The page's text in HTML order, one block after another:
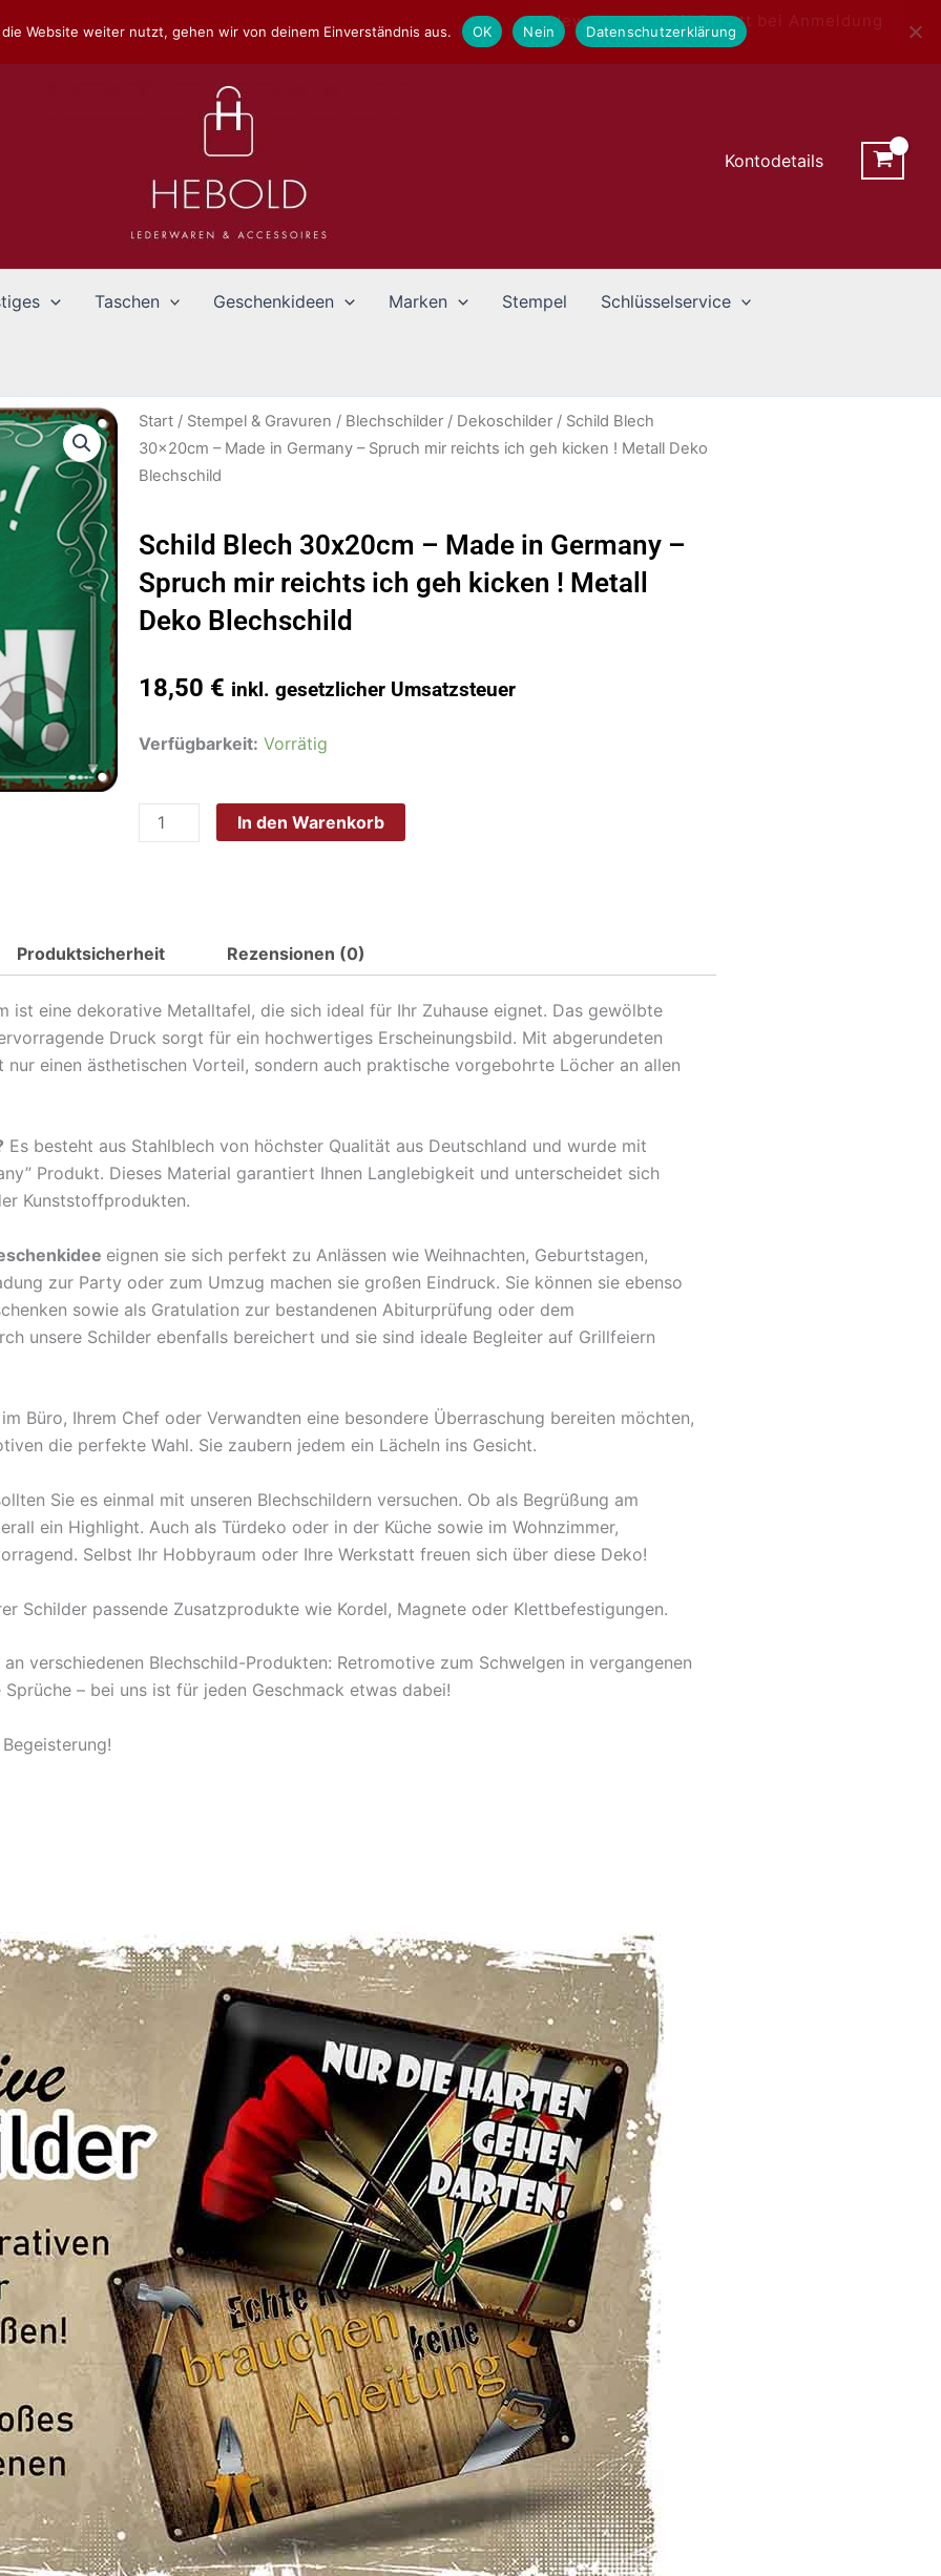
Newsletter - 10% Rabatt bei Anmeldung
Kontodetails
Taschen Geschenkideen Marken Stempel Schlüsselservice
Start / Stempel & Gravuren / Blechschilder / Dekoschilder / Schild Blech
30x20cm – Made in Germany – Spruch mir reichts ich geh kicken ! Metall Deko
Blechschild
Schild Blech 30x20cm – Made in Germany –
Spruch mir reichts ich geh kicken ! Metall
Deko Blechschild
18,50 € inkl. gesetzlicher Umsatzsteuer
Verfügbarkeit: Vorrätig
Schild
Spruch
reichts
ich
geh
Metall
Deko
Blechschild
In den Warenkorb
Produktsicherheit Rezensionen (0)
eine dekorative Metalltafel, die sich ideal für Ihr Zuhause eignet. Das gewölbte
Druck sorgt für ein hochwertiges Erscheinungsbild. Mit abgerundeten
einen ästhetischen Vorteil, sondern auch praktische vorgebohrte Löcher an allen
Es besteht aus Stahlblech von höchster Qualität aus Deutschland und wurde mit
Produkt. Dieses Material garantiert Ihnen Langlebigkeit und unterscheidet sich
Kunststoffprodukten.
eignen sie sich perfekt zu Anlässen wie Weihnachten, Geburtstagen,
zur Party oder zum Umzug machen sie großen Eindruck. Sie können sie ebenso
sowie als Gratulation zur bestandenen Abiturprüfung oder dem
unsere Schilder ebenfalls bereichert und sie sind ideale Begleiter auf Grillfeiern
Büro, Ihrem Chef oder Verwandten eine besondere Überraschung bereiten möchten,
die perfekte Wahl. Sie zaubern jedem ein Lächeln ins Gesicht.
Sie es einmal mit unseren Blechschildern versuchen. Ob als Begrüßung am
ein Highlight. Auch als Türdeko oder in der Küche sowie im Wohnzimmer,
Selbst Ihr Hobbyraum oder Ihre Werkstatt freuen sich über diese Deko!
Schilder passende Zusatzprodukte wie Kordel, Magnete oder Klettbefestigungen.
verschiedenen Blechschild-Produkten: Retromotive zum Schwelgen in vergangenen
– bei uns ist für jeden Geschmack etwas dabei!
die Website weiter nutzt, gehen wir von deinem Einverständnis aus. OK Nein Datenschutzerklärung